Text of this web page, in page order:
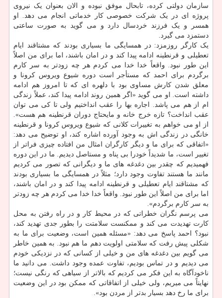
سازمان دولتی کرده، تابحال موفق نبوده و الان بعنوان یک نیروی
پروژه ای در یک شرکت خصوصی کار خدماتی انجام می دهد. او
همسر و یک فرزند خردسال دارد و می گوید به صورت ساعتی
دستمزد می گیرد.
یک کارگر روزمزد: در همسایگی ما بسیاری بودند که مشتاقند ایام
تعطیلی و قرنطینه ادامه پیدا کند و در امان باشند، اما برای من اصلاً
این طور نبود. واقعاً خدا خدا می کردم هر چه زودتر به سر کارم
برگردم برای احمد که مستأجر است دوره شیوع ویروس کرونا و
معلق شدن کارش مساوی بود با دلهره ای که تا امروز هم ادامه
داشته است. او می گوید «اگر همین روند ادامه پیدا کند، عملاً زندگی
ام از هم می پاشد. اجاره بها را عقب انداختیم ولی تا کی می توان
عقب انداخت؟ تازه خرج خانه و مایحتاج دوران قرنطینه هم هست».
از او می خواهم به تغییرات کلانی که شیوع ویروس کرونا و قرنطینه
خانگی در زندگی اش به وجود آورده اشاره کند، او توضیح می دهد:
«اتفاقی که برای ما و دیگر کارگران امثال من افتاده چیزی فراتر از
تغییر است، ما شدیداً خودرا بی پناه و مستاصل دیدیم. ما در این دوره
فهمیدیم که چقدر بین دغدغه های ما و دیگرانی که تصور می کردیم
مانند ما هستند تفاوت وجود دارد؛ مثلاً در همسایگی ما بسیاری بودند
که مشتاقند ایام تعطیلی و قرنطینه ادامه پیدا کند و در امان باشند،
اما برای من اصلاً این طور نبود. واقعاً خدا خدا می کردم هر چه زودتر
به سر کارم برگردم».
می پرسم نگران خطراتی که در محیط کار و در راه رفتن به محل
کارت تهدیدت می کند و ممکنست سلامتت را بطور جدی تهدید کند،
نبود؟ احمد پاسخ می دهد: «مسئله همین است، وضعیت برای ما به
شکلی پیش رفت که سلامتی اولویت دهم ما هم نبود. به همین خاطر
می گویم بین دغدغه های من و خیلی از کسانی که در نزدیکی خودم
می دیدیم و در تماس بودیم، تفاوت عمده وجود داشت. می دانید ما
ناخودآگاه به این فکر می کردیم که بالاتر از سیاهی که رنگی نیست؛
نهایتاً می میریم، ولی خیلی از اتفاقاتی که ممکن بود در این وضعیت
برای ما رخ دهد بسیار بدتر از مردن بود».